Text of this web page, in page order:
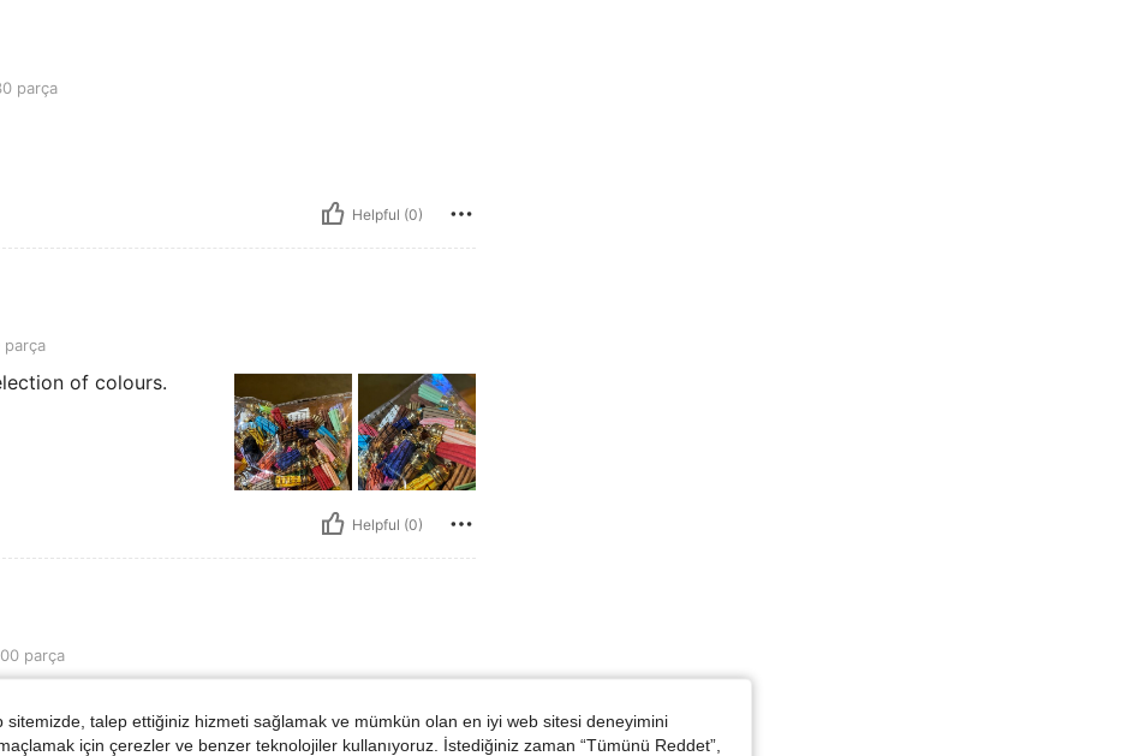
parça
Helpful (0)
parça
of colours.
Helpful (0)
parça
sitemizde, talep ettiğiniz hizmeti sağlamak ve mümkün olan en iyi web sitesi deneyimini
için çerezler ve benzer teknolojiler kullanıyoruz. İstediğiniz zaman “Tümünü Reddet”,